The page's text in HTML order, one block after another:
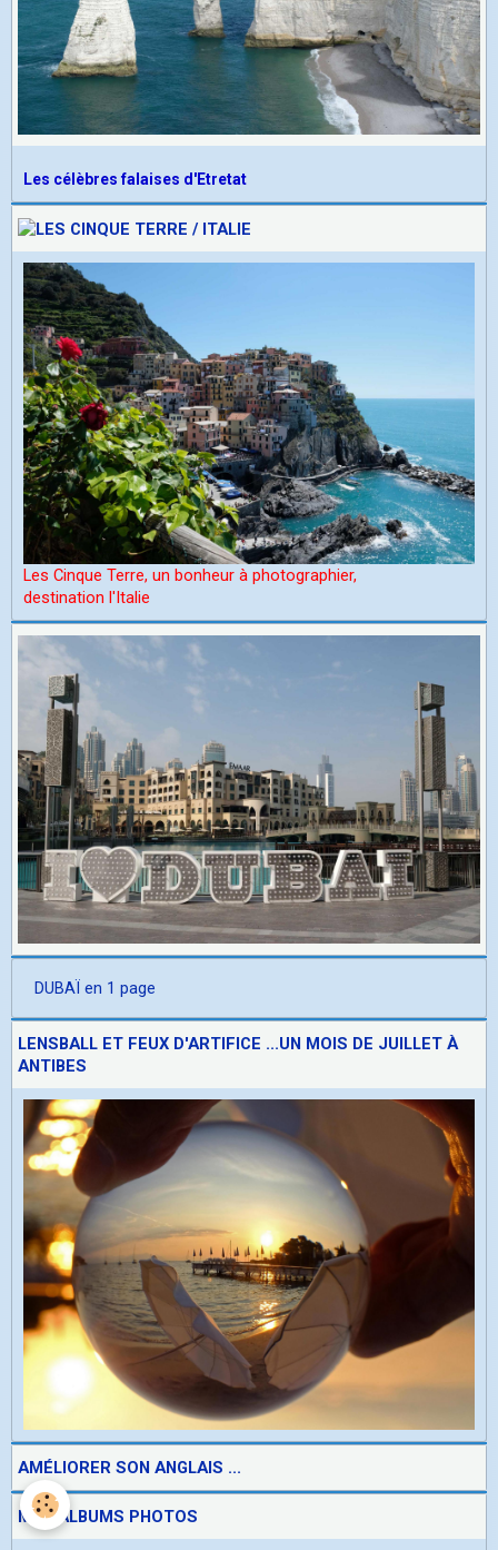
Les célèbres falaises d'Etretat
Les Cinque Terre, un bonheur à photographier,
destination l'Italie
DUBAÏ en 1 page
LENSBALL ET FEUX D'ARTIFICE ...UN MOIS DE JUILLET À
ANTIBES
AMÉLIORER SON ANGLAIS ...
MES ALBUMS PHOTOS